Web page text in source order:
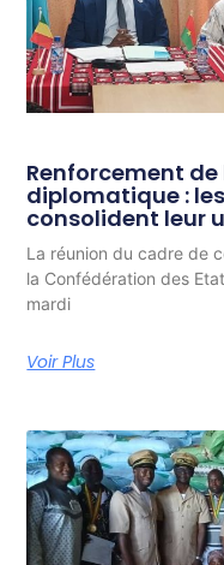
Renforcement
diplomatique :
consolident leur
La réunion du cadre de
la Confédération des
mardi
Voir Plus